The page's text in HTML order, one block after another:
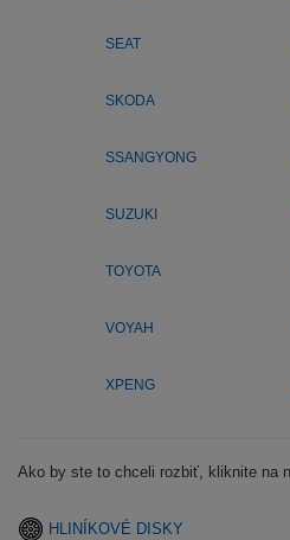
SEAT
SKODA
SSANGYONG
SUZUKI
TOYOTA
VOYAH
XPENG
Ako by ste to chceli rozbiť, kliknite na
HLINÍKOVÉ DISKY